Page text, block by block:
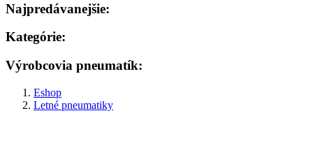
Najpredávanejšie:
Kategórie:
Výrobcovia pneumatík:
Eshop
Letné pneumatiky